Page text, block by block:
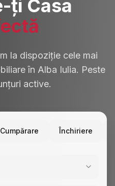
ți Casa
la dispoziție cele mai
în Alba Iulia. Peste
active.
Cumpărare Închiriere